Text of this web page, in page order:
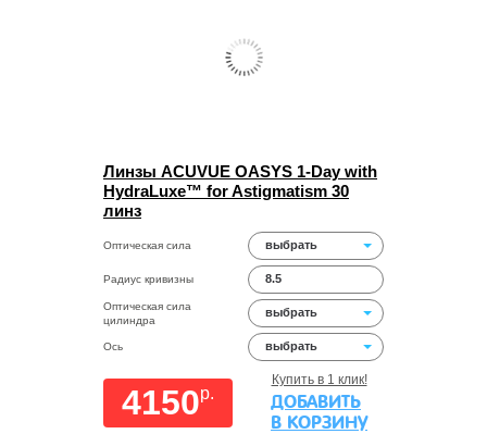
Линзы ACUVUE OASYS 1-Day with
HydraLuxe™ for Astigmatism 30
линз
Оптическая сила выбрать
Радиус кривизны 8.5
Оптическая сила
цилиндра
выбрать
Ось выбрать
4150p.
Купить в 1 клик!
ДОБАВИТЬ
В КОРЗИНУ